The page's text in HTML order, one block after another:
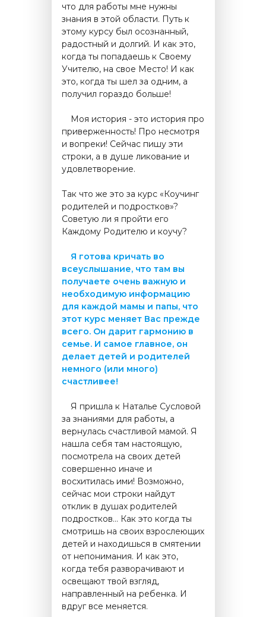
что для работы мне нужны
знания в этой области. Путь к
этому курсу был осознанный,
радостный и долгий. И как это,
когда ты попадаешь к Своему
Учителю, на свое Место! И как
это, когда ты шел за одним, а
получил гораздо больше!
Моя история - это история про
приверженность! Про несмотря
и вопреки! Сейчас пишу эти
строки, а в душе ликование и
удовлетворение.
Так что же это за курс «Коучинг
родителей и подростков»?
Советую ли я пройти его
Каждому Родителю и коучу?
Я готова кричать во
всеуслышание, что там вы
получаете очень важную и
необходимую информацию
для каждой мамы и папы, что
этот курс меняет Вас прежде
всего. Он дарит гармонию в
семье. И самое главное, он
делает детей и родителей
немного (или много)
счастливее!
Я пришла к Наталье Сусловой
за знаниями для работы, а
вернулась счастливой мамой. Я
нашла себя там настоящую,
посмотрела на своих детей
совершенно иначе и
восхитилась ими! Возможно,
сейчас мои строки найдут
отклик в душах родителей
подростков… Как это когда ты
смотришь на своих взрослеющих
детей и находишься в смятении
от непонимания. И как это,
когда тебя разворачивают и
освещают твой взгляд,
направленный на ребенка. И
вдруг все меняется.